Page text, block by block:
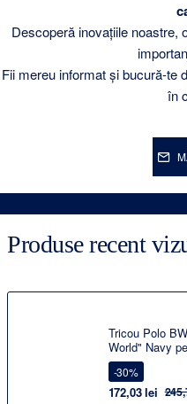
Descoperă inovațiile noastre,
Fii mereu informat și bucură-te
în
Produse recent
Tricou Polo
World" Navy
marimea M
-30%
172,03 lei